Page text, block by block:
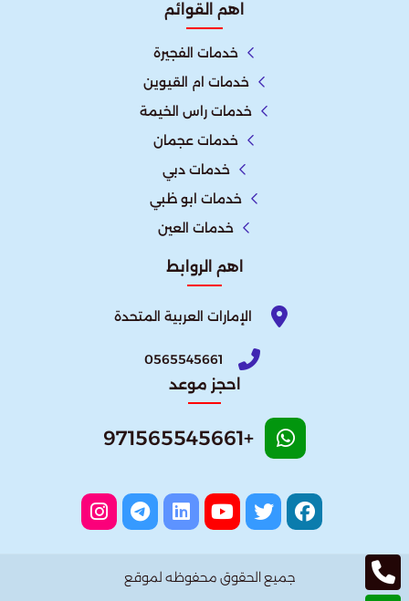
اهم القوائم
خدمات الفجيرة
خدمات ام القيوين
خدمات راس الخيمة
خدمات عجمان
خدمات دبي
خدمات ابو ظبي
خدمات العين
اهم الروابط
الإمارات العربية المتحدة​
0565545661
احجز موعد
+971565545661
جميع الحقوق محفوظه لموقع